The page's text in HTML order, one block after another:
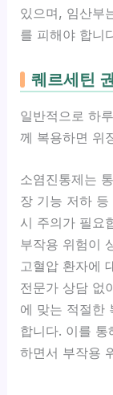
있으며, 임산부
를 피해야 합니
퀘르세틴
일반적으로 하
께 복용하면 위
소염진통제는
장 기능 저하
시 주의가 필요
부작용 위험이
고혈압 환자에
전문가 상담 없
에 맞는 적절한
합니다. 이를
하면서 부작용